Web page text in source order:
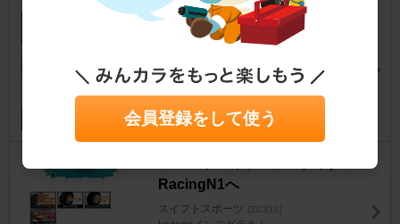
ブレーキパッド交換
スイフトスポーツ [ZC33S]
15
0
RacingN1へ
スイフトスポーツ [ZC33S]
会員登録をして使う